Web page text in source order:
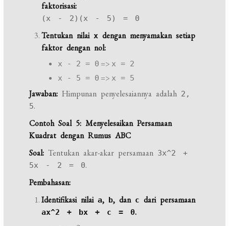
faktorisasi:
(x - 2)(x - 5) = 0
Tentukan nilaix dengan menyamakan setiap
faktor dengan nol:
x - 2 = 0 => x = 2
x - 5 = 0 => x = 5
Jawaban: Himpunan penyelesaiannya adalah 2,
5.
Contoh Soal 5: Menyelesaikan Persamaan
Kuadrat dengan Rumus ABC
Soal: Tentukan akar-akar persamaan 3x^2 +
5x - 2 = 0.
Pembahasan:
Identifikasi nilaia, b, dan c dari persamaan
ax^2 + bx + c = 0.